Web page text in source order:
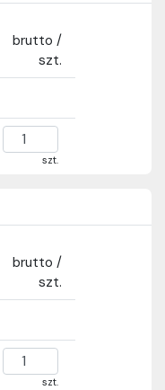
brutto /
szt.
szt.
brutto /
szt.
szt.